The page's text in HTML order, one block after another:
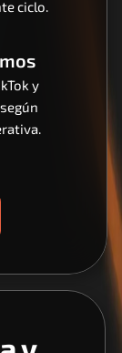
ciclo.
y